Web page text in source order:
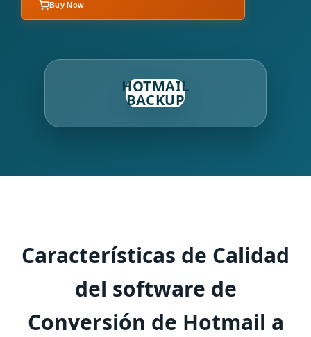
Buy Now
HOTMAIL
BACKUP
Características de Calidad
del software de
Conversión de Hotmail a